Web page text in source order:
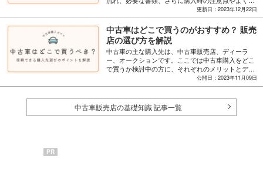
更新日：2023年12月22日
中古車はどこで買うのがおすすめ？ 販売
店の選び方を解説
中古車の主な購入先は、中古車販売店、ディーラ
ー、オークションです。ここでは中古車購入をどこ
で買うか検討中の方に、それぞれのメリットとデメ
リット、そして信頼できる販売店の選び方を解説し
ます。
公開日：2023年11月09日
中古車販売店の基礎知識 記事一覧
PR